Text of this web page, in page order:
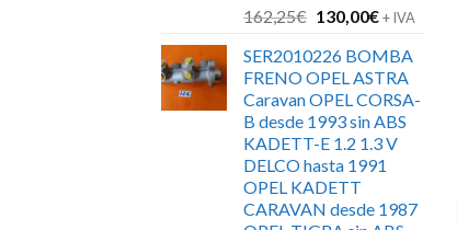
162,25€ El
original
era:
162,25€.
130,00€El
actual
es:
130,00€.
+ IVA
SER2010226 BOMBA
FRENO OPEL ASTRA
Caravan OPEL CORSA-
B desde 1993 sin ABS
KADETT-E 1.2 1.3 V
DELCO hasta 1991
OPEL KADETT
CARAVAN desde 1987